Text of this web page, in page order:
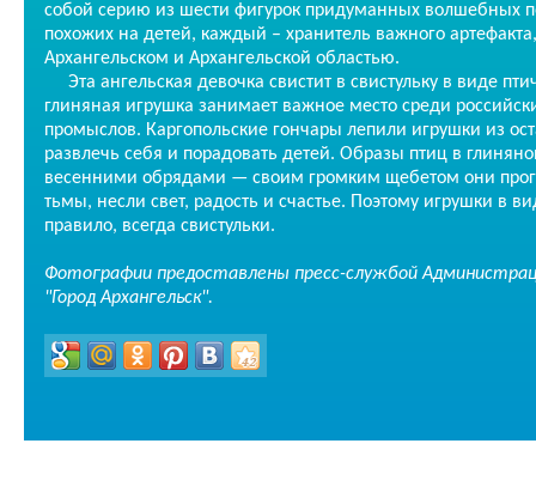
собой серию из шести фигурок придуманных волшебных
похожих на детей, каждый – хранитель важного
Архангельском и Архангельской областью.
Эта ангельская девочка свистит в свистульку в виде
глиняная игрушка занимает важное место среди
промыслов. Каргопольские гончары лепили игрушки из
развлечь себя и порадовать детей. Образы птиц в
весенними обрядами — своим громким щебетом они
тьмы, несли свет, радость и счастье. Поэтому игрушки в
правило, всегда свистульки.
Фотографии предоставлены пресс-службой
"Город Архангельск".